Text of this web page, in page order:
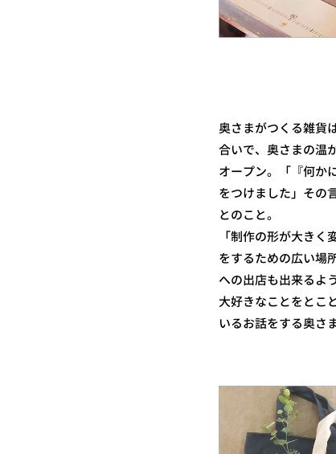
奥さまがつくる雑貨
合いで、奥さまの温
オープン。「『何か
をつけました」その
とのこと。
「制作の形が大き
をするための広い場
への出店も出来るよ
大好きなことをとこ
いるお話をする奥さ